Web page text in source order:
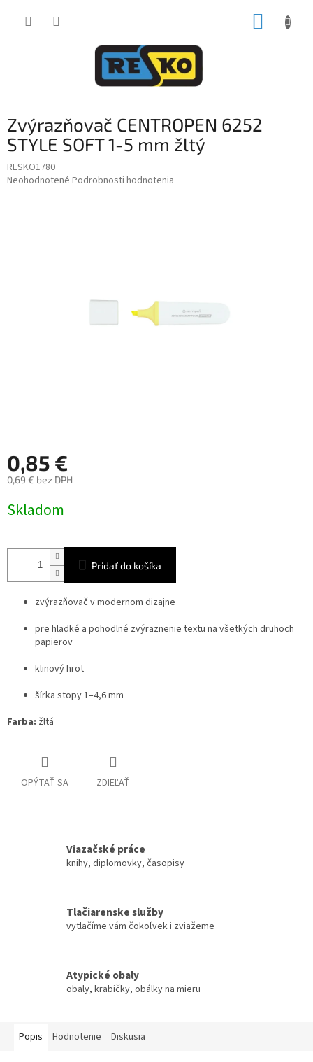
Zvýrazňovač CENTROPEN 6252
STYLE SOFT 1-5 mm žltý
RESKO1780
Priemerné
Neohodnotené Podrobnosti hodnotenia
0,85 €
0,69 € bez DPH
cena:
Skladom
Pridať do košíka
zvýrazňovač v modernom dizajne
pre hladké a pohodlné zvýraznenie textu na všetkých druhoch
papierov
klinový hrot
šírka stopy 1–4,6 mm
Farba: žltá
OPÝTAŤ SA ZDIEĽAŤ
Viazačské práce
knihy, diplomovky, časopisy
Tlačiarenske služby
vytlačíme vám čokoľvek i zviažeme
Atypické obaly
obaly, krabičky, obálky na mieru
Popis Hodnotenie Diskusia